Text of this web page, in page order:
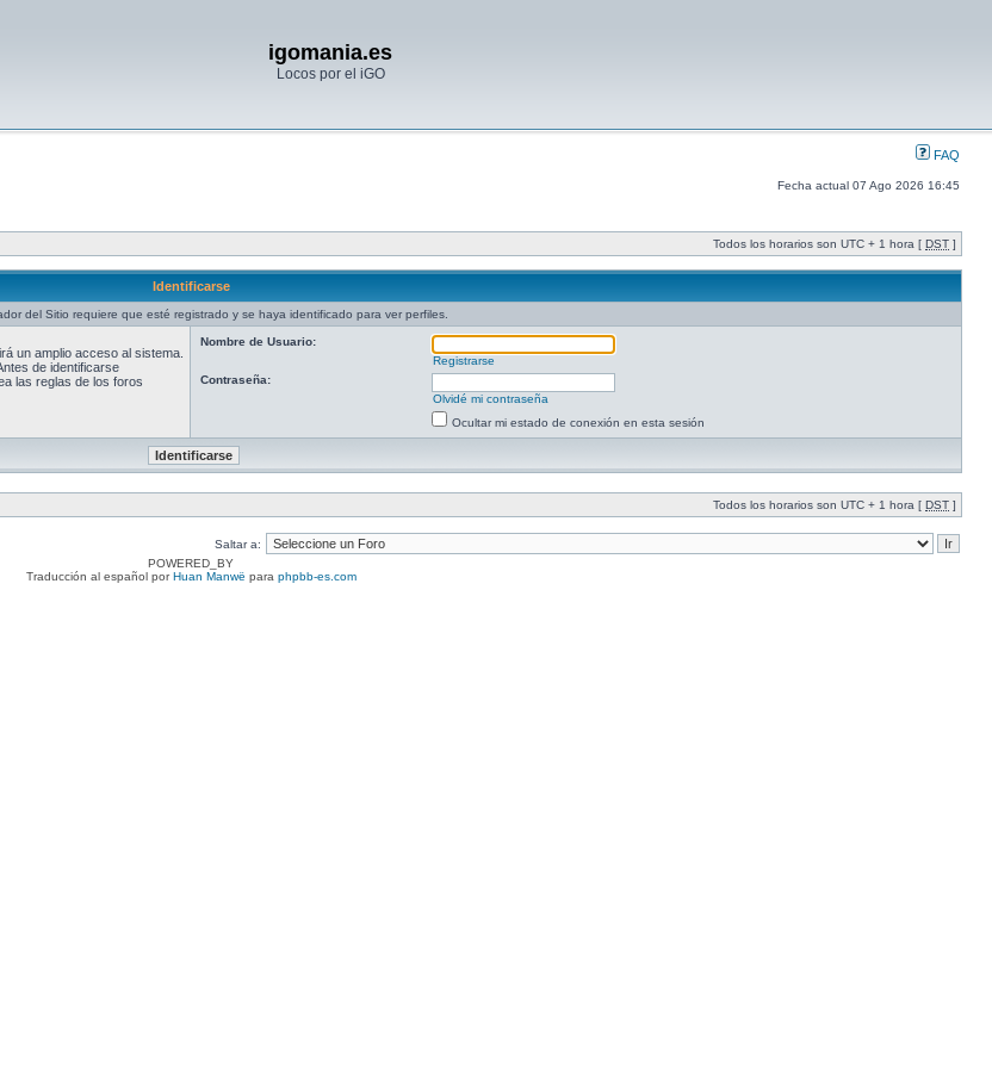
igomania.es
Locos por el iGO
FAQ
Fecha actual 07 Ago 2026 16:45
Todos los horarios son UTC + 1 hora [ DST ]
Identificarse
del Sitio requiere que esté registrado y se haya identificado para ver perfiles.
un amplio acceso al sistema.
de identificarse
las reglas de los foros
Nombre de Usuario:
Registrarse
Contraseña:
Olvidé mi contraseña
Ocultar mi estado de conexión en esta sesión
Todos los horarios son UTC + 1 hora [ DST ]
Saltar a:
POWERED_BY
Traducción al español porHuan Manwë para phpbb-es.com